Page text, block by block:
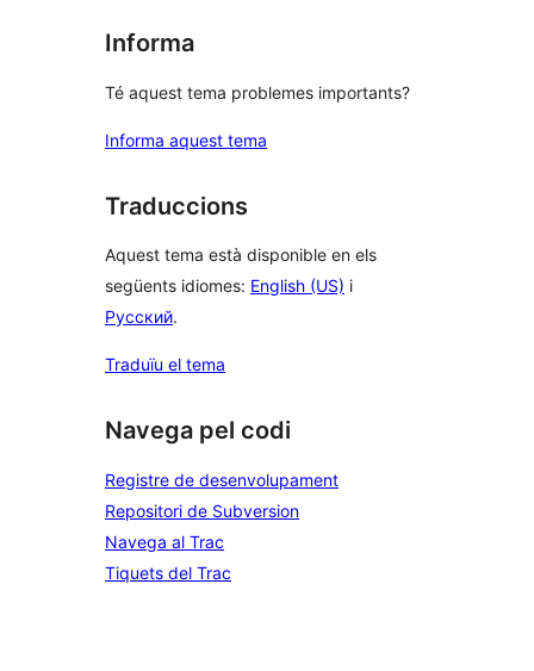
Informa
Té aquest tema problemes importants?
Informa aquest tema
Traduccions
Aquest tema està disponible en els
següents idiomes: English (US) i
Русский.
Traduïu el tema
Navega pel codi
Registre de desenvolupament
Repositori de Subversion
Navega al Trac
Tiquets del Trac